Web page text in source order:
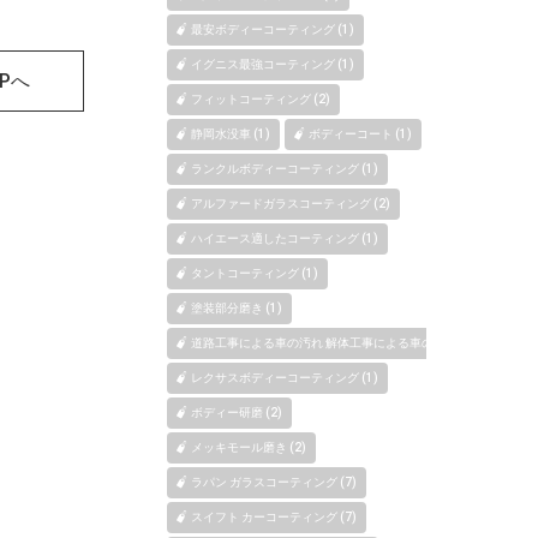
へ
最安ボディーコーティング (1)
イグニス最強コーティング (1)
フィットコーティング (2)
静岡水没車 (1) ボディーコート (1)
ランクルボディーコーティング (1)
アルファードガラスコーティング (2)
ハイエース適したコーティング (1)
タントコーティング (1)
塗装部分磨き (1)
道路工事による車の汚れ 解体工事による車の汚れ 新築、マン
レクサスボディーコーティング (1)
ボディー研磨 (2)
メッキモール磨き (2)
ラパン ガラスコーティング (7)
スイフト カーコーティング (7)